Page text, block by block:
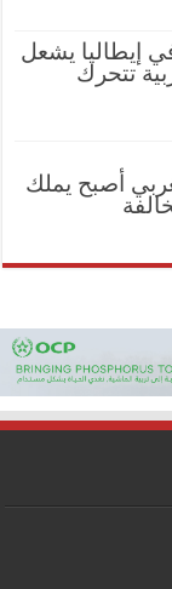
إيطاليا يشعل
تتحرك
أصبح يملك